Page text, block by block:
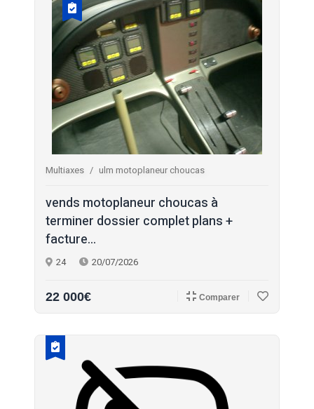
Multiaxes ulm motoplaneur choucas
vends motoplaneur choucas à
terminer dossier complet plans +
facture...
24 20/07/2026
22 000€ Comparer